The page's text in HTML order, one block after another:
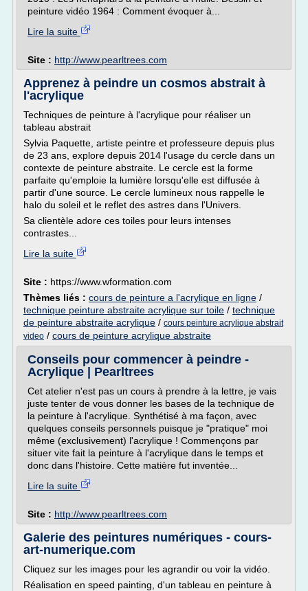
peinture vidéo 1964 : Comment évoquer à...
Lire la suite
Site : http://www.pearltrees.com
Apprenez à peindre un cosmos abstrait à
l'acrylique
Techniques de peinture à l'acrylique pour réaliser un
tableau abstrait
Sylvia Paquette, artiste peintre et professeure depuis plus
de 23 ans, explore depuis 2014 l'usage du cercle dans un
contexte de peinture abstraite. Le cercle est la forme
parfaite qu'emploie la lumière lorsqu'elle est diffusée à
partir d'une source. Le cercle lumineux nous rappelle le
halo du soleil et le reflet des astres dans l'Univers.
Sa clientèle adore ces toiles pour leurs intenses
contrastes...
Lire la suite
Site : https://www.wformation.com
Thèmes liés : cours de peinture a l'acrylique en ligne /
technique peinture abstraite acrylique sur toile / technique
de peinture abstraite acrylique / cours peinture acrylique abstrait
video / cours de peinture acrylique abstraite
Conseils pour commencer à peindre -
Acrylique | Pearltrees
Cet atelier n'est pas un cours à prendre à la lettre, je vais
juste tenter de vous donner les bases de la technique de
la peinture à l'acrylique. Synthétisé à ma façon, avec
quelques conseils personnels puisque je "pratique" moi
même (exclusivement) l'acrylique ! Commençons par
situer vite fait la peinture à l'acrylique dans le temps et
donc dans l'histoire. Cette matière fut inventée...
Lire la suite
Site : http://www.pearltrees.com
Galerie des peintures numériques - cours-
art-numerique.com
Cliquez sur les images pour les agrandir ou voir la vidéo.
Réalisation en speed painting, d'un tableau en peinture à